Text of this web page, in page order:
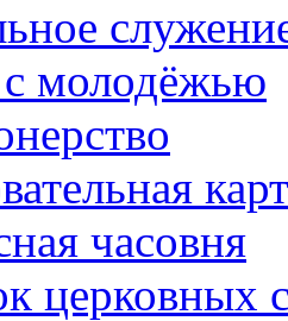
с молодёжью
часовня
церковных